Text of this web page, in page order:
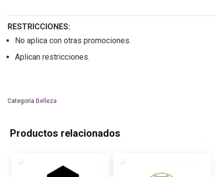
RESTRICCIONES:
No aplica con otras promociones.
Aplican restricciones.
Categoría Belleza
Productos relacionados